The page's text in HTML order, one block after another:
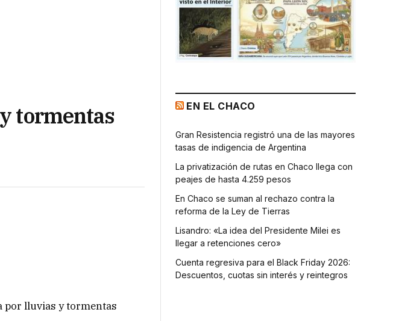
tormentas
por lluvias y tormentas
EN EL CHACO
Gran Resistencia registró una de las mayores
tasas de indigencia de Argentina
La privatización de rutas en Chaco llega con
peajes de hasta 4.259 pesos
En Chaco se suman al rechazo contra la
reforma de la Ley de Tierras
Lisandro: «La idea del Presidente Milei es
llegar a retenciones cero»
Cuenta regresiva para el Black Friday 2026:
Descuentos, cuotas sin interés y reintegros